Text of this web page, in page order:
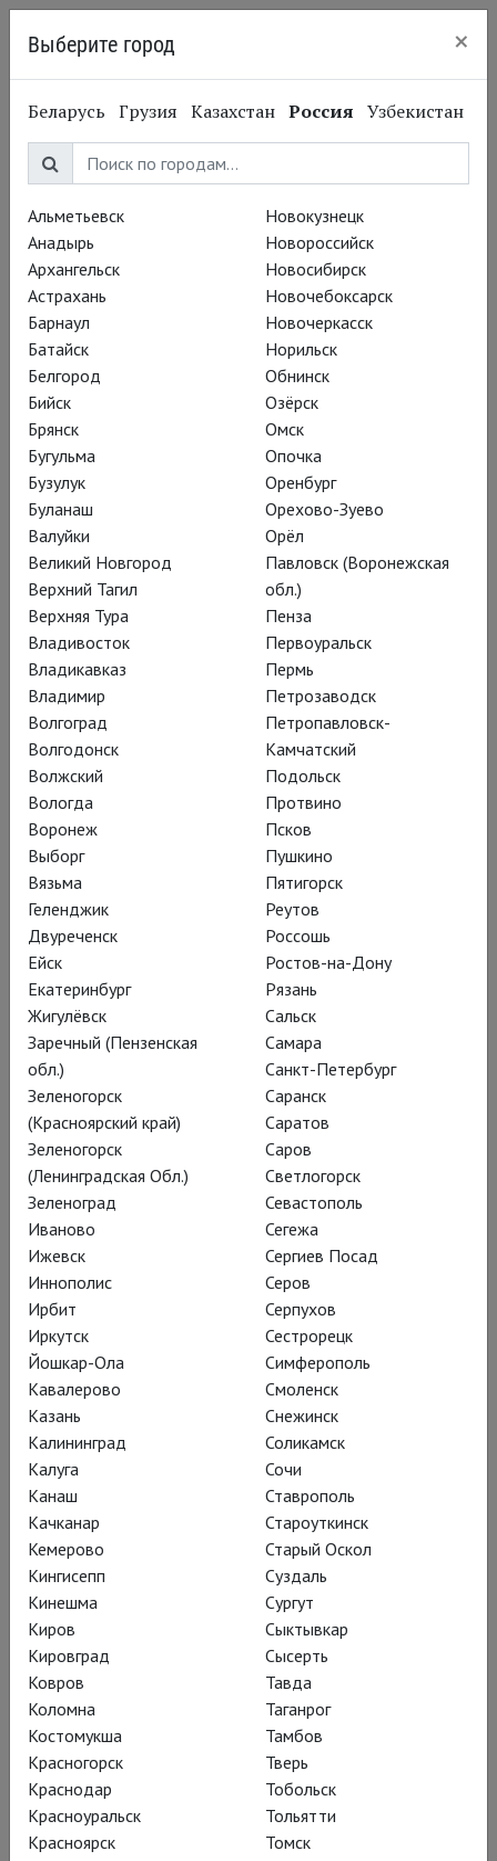
Вадим Рутковский
Сейчас вылетит
Горький
«История одной фотографии» –
спектакль Елизаветы Бондарь в
Новом Пространстве Театра Наций;
история об истории и настоящем
времени
Прежде, чем войти в
репертуар, работа была
показана на фестивале
«Горький +»; и да,
классик советской и
мировой литературы тут
важный герой. Но не
единственный; плюс
играет Максима Горького
кукла (а не «Миронов с
усами», как некоторые
могли подумать)
Потому что это отчасти театр кукол
– второй такой опыт Театра Наций
после
«Ходжи Насреддина». Бондарь
придумала удивительный спектакль:
Выберите город ×
Беларусь Грузия Казахстан Россия Узбекистан
Альметьевск
Анадырь
Архангельск
Астрахань
Барнаул
Батайск
Белгород
Бийск
Брянск
Бугульма
Бузулук
Буланаш
Валуйки
Великий Новгород
Верхний Тагил
Верхняя Тура
Владивосток
Владикавказ
Владимир
Волгоград
Волгодонск
Волжский
Вологда
Воронеж
Выборг
Вязьма
Геленджик
Двуреченск
Ейск
Екатеринбург
Жигулёвск
Заречный (Пензенская
обл.)
Зеленогорск
(Красноярский край)
Зеленогорск
(Ленинградская Обл.)
Зеленоград
Иваново
Ижевск
Иннополис
Ирбит
Иркутск
Йошкар-Ола
Кавалерово
Казань
Калининград
Калуга
Канаш
Качканар
Кемерово
Кингисепп
Кинешма
Киров
Кировград
Ковров
Коломна
Костомукша
Красногорск
Краснодар
Красноуральск
Красноярск
Новокузнецк
Новороссийск
Новосибирск
Новочебоксарск
Новочеркасск
Норильск
Обнинск
Озёрск
Омск
Опочка
Оренбург
Орехово-Зуево
Орёл
Павловск (Воронежская
обл.)
Пенза
Первоуральск
Пермь
Петрозаводск
Петропавловск-
Камчатский
Подольск
Протвино
Псков
Пушкино
Пятигорск
Реутов
Россошь
Ростов-на-Дону
Рязань
Сальск
Самара
Санкт-Петербург
Саранск
Саратов
Саров
Светлогорск
Севастополь
Сегежа
Сергиев Посад
Серов
Серпухов
Сестрорецк
Симферополь
Смоленск
Снежинск
Соликамск
Сочи
Ставрополь
Староуткинск
Старый Оскол
Суздаль
Сургут
Сыктывкар
Сысерть
Тавда
Таганрог
Тамбов
Тверь
Тобольск
Тольятти
Томск